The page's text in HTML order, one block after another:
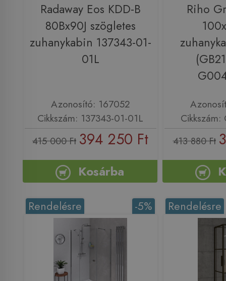
Radaway Eos KDD-B
80Bx90J szögletes
zuhanykabin 137343-01-
01L
Azonosító: 167052
Cikkszám: 137343-01-01L
415 000 Ft 394 250 Ft
Kosárba
Riho
413 880 Ft
-5%
Rendelésre Rendelésre